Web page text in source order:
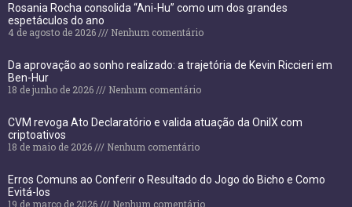
Rosania Rocha consolida “Ani-Hu” como um dos grandes
espetáculos do ano
4 de agosto de 2026
Nenhum comentário
Da aprovação ao sonho realizado: a trajetória de Kevin Riccieri em
Ben-Hur
18 de junho de 2026
Nenhum comentário
CVM revoga Ato Declaratório e valida atuação da OnilX com
criptoativos
18 de maio de 2026
Nenhum comentário
Erros Comuns ao Conferir o Resultado do Jogo do Bicho e Como
Evitá-los
19 de março de 2026
Nenhum comentário